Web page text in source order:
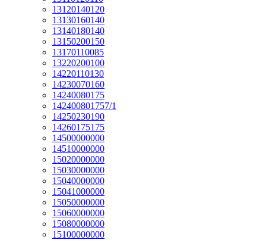
13120140120
13130160140
13140180140
13150200150
13170110085
13220200100
14220110130
14230070160
14240080175
142400801757/1
14250230190
14260175175
14500000000
14510000000
15020000000
15030000000
15040000000
15041000000
15050000000
15060000000
15080000000
15100000000